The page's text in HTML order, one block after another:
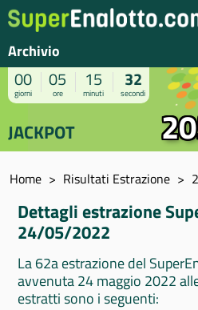
Archivio
00
giorni
05
ore
15
minuti
32
secondi
JACKPOT
Home Risultati Estrazione
Dettagli estrazione
24/05/2022
La 62a estrazione del
avvenuta 24 maggio 2022
estratti sono i seguenti: